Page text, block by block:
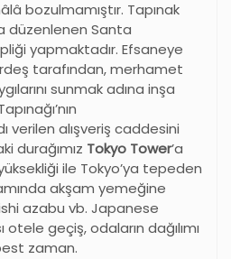
bozulmamıştır. Tapınak
düzenlenen Santa
yapmaktadır. Efsaneye
tarafından, merhamet
sunmak adına inşa
verilen alışveriş caddesini
durağımız Tokyo Tower’a
ile Tokyo’ya tepeden
akşam yemeğine
azabu vb. Japanese
geçiş, odaların dağılımı
zaman.